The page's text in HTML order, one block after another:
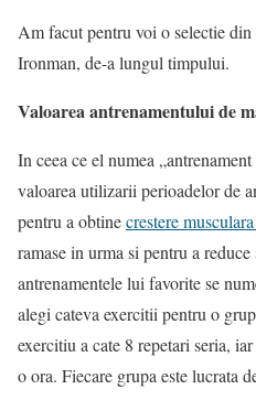
Am facut pentru voi o selectie
Ironman, de-a lungul timpului.
Valoarea antrenamentului de
In ceea ce el numea
valoarea utilizarii perioadelor de
pentru a obtinecrestere
ramase in urma si pentru a
antrenamentele lui favorite se
alegi cateva exercitii pentru o
exercitiu a cate 8 repetari seria,
o ora. Fiecare grupa este lucrata